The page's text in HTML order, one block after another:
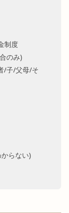
制度
のみ)
/子/父母/そ
らない)